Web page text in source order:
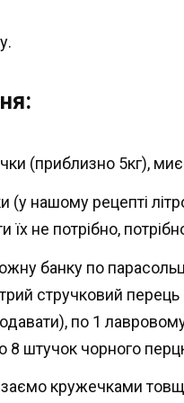
(приблизно 5кг),
(у нашому рецепті
їх не потрібно,
банку по
стручковий
по 1
8 штучок чорного
кружечками